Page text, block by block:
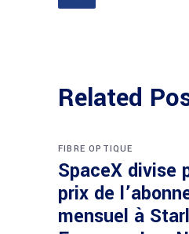
Related
FIBRE OPTIQUE
SpaceX divise
prix de
mensuel à